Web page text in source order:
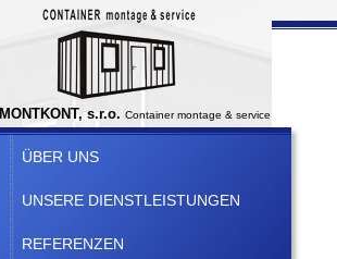
MONTKONT, s.r.o. Container montage & service
ÜBER UNS
UNSERE DIENSTLEISTUNGEN
REFERENZEN